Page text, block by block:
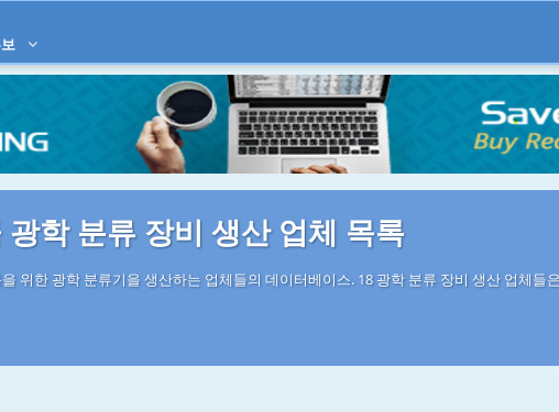
광학 분류 장비 생산 업체 목록
위한 광학 분류기을 생산하는 업체들의 데이터베이스. 18 광학 분류 장비 생산 업체들